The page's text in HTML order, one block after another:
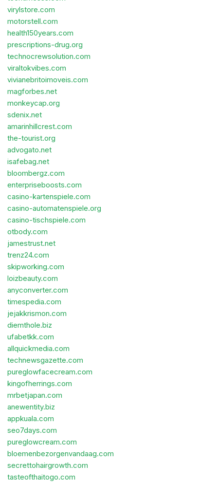
virylstore.com
motorstell.com
health150years.com
prescriptions-drug.org
technocrewsolution.com
viraltokvibes.com
vivianebritoimoveis.com
magforbes.net
monkeycap.org
sdenix.net
amarinhillcrest.com
the-tourist.org
advogato.net
isafebag.net
bloombergz.com
enterpriseboosts.com
casino-kartenspiele.com
casino-automatenspiele.org
casino-tischspiele.com
otbody.com
jamestrust.net
trenz24.com
skipworking.com
loizbeauty.com
anyconverter.com
timespedia.com
jejakkrismon.com
diemthole.biz
ufabetkk.com
allquickmedia.com
technewsgazette.com
pureglowfacecream.com
kingofherrings.com
mrbetjapan.com
anewentity.biz
appkuala.com
seo7days.com
pureglowcream.com
bloemenbezorgenvandaag.com
secrettohairgrowth.com
tasteofthaitogo.com